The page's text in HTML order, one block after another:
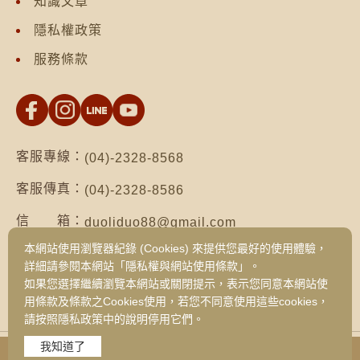
隱私權政策
服務條款
客服專線： (04)-2328-8568
客服傳真： (04)-2328-8586
信 箱： duoliduo88@gmail.com
地 址：台南市仁德區保安路二段552號（台南總公
司）
台中市西區健行路1049號3樓之19（台中
旗艦門市）
Copyright © 2026 DUO LI DUO FOODS CORPORATION
本網站使用瀏覽器紀錄 (Cookies) 來提供您最好的使用體驗，
詳細請參閱本網站「隱私權與網站使用條款」。
如果您選擇繼續瀏覽本網站或關閉提示，表示您同意本網站使
用條款及條款之Cookies使用，若您不同意使用這些cookies，
請按照隱私政策中的說明停用它們。
我知道了